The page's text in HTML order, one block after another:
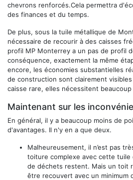
chevrons renforcés.Cela permettra
des finances et du temps.
De plus, sous la tuile métallique de
nécessaire de recourir à des caisses
profil MP Monterrey a un pas de profil
conséquence, exactement la même
encore, les économies substantielles
de construction sont clairement
caisse rare, elles nécessitent beaucoup
Maintenant sur les
En général, il y a beaucoup moins de
d'avantages. Il n'y en a que deux.
Malheureusement, il n’est pas
toiture complexe avec cette tuile
de déchets restent. Mais un toit
être recouvert avec un minimum